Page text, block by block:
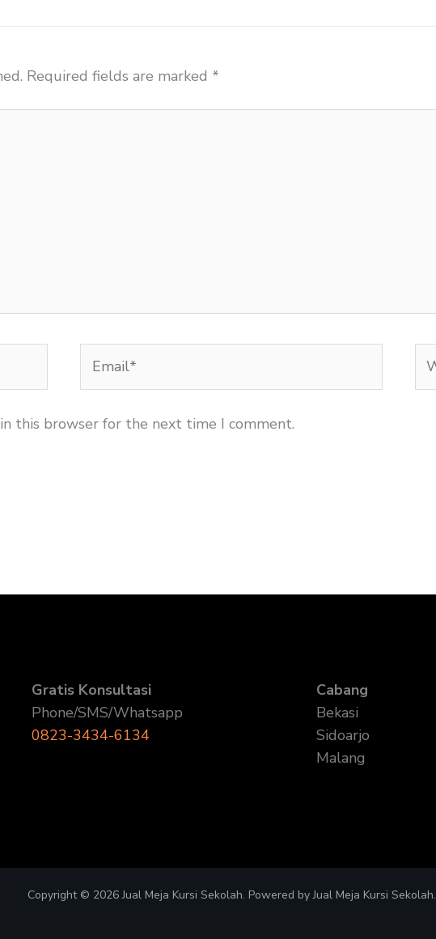
Required fields are marked *
this browser for the next time I comment.
Gratis Konsultasi
Phone/SMS/Whatsapp
0823-3434-6134
Cabang
Bekasi
Sidoarjo
Malang
Copyright © 2026 Jual Meja Kursi Sekolah. Powered by Jual Meja Kursi Sekolah.